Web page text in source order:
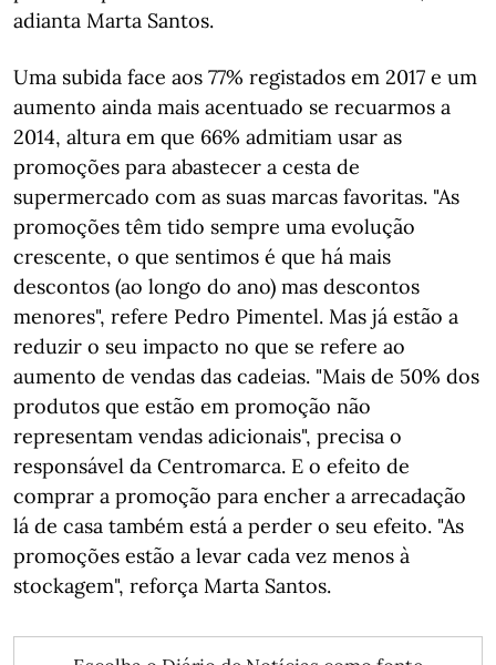
adianta Marta Santos.
Uma subida face aos 77% registados em 2017 e um
aumento ainda mais acentuado se recuarmos a
2014, altura em que 66% admitiam usar as
promoções para abastecer a cesta de
supermercado com as suas marcas favoritas. "As
promoções têm tido sempre uma evolução
crescente, o que sentimos é que há mais
descontos (ao longo do ano) mas descontos
menores", refere Pedro Pimentel. Mas já estão a
reduzir o seu impacto no que se refere ao
aumento de vendas das cadeias. "Mais de 50% dos
produtos que estão em promoção não
representam vendas adicionais", precisa o
responsável da Centromarca. E o efeito de
comprar a promoção para encher a arrecadação
lá de casa também está a perder o seu efeito. "As
promoções estão a levar cada vez menos à
stockagem", reforça Marta Santos.